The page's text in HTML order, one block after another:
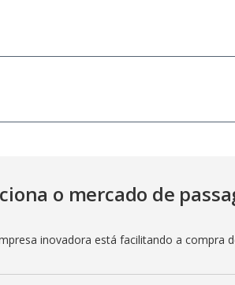
o mercado de
inovadora está facilitando a compra